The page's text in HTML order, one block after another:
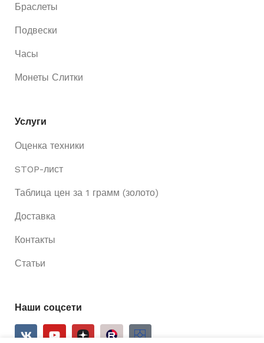
Браслеты
Подвески
Часы
Монеты Слитки
Услуги
Оценка техники
STOP-лист
Таблица цен за 1 грамм (золото)
Доставка
Контакты
Статьи
Наши соцсети